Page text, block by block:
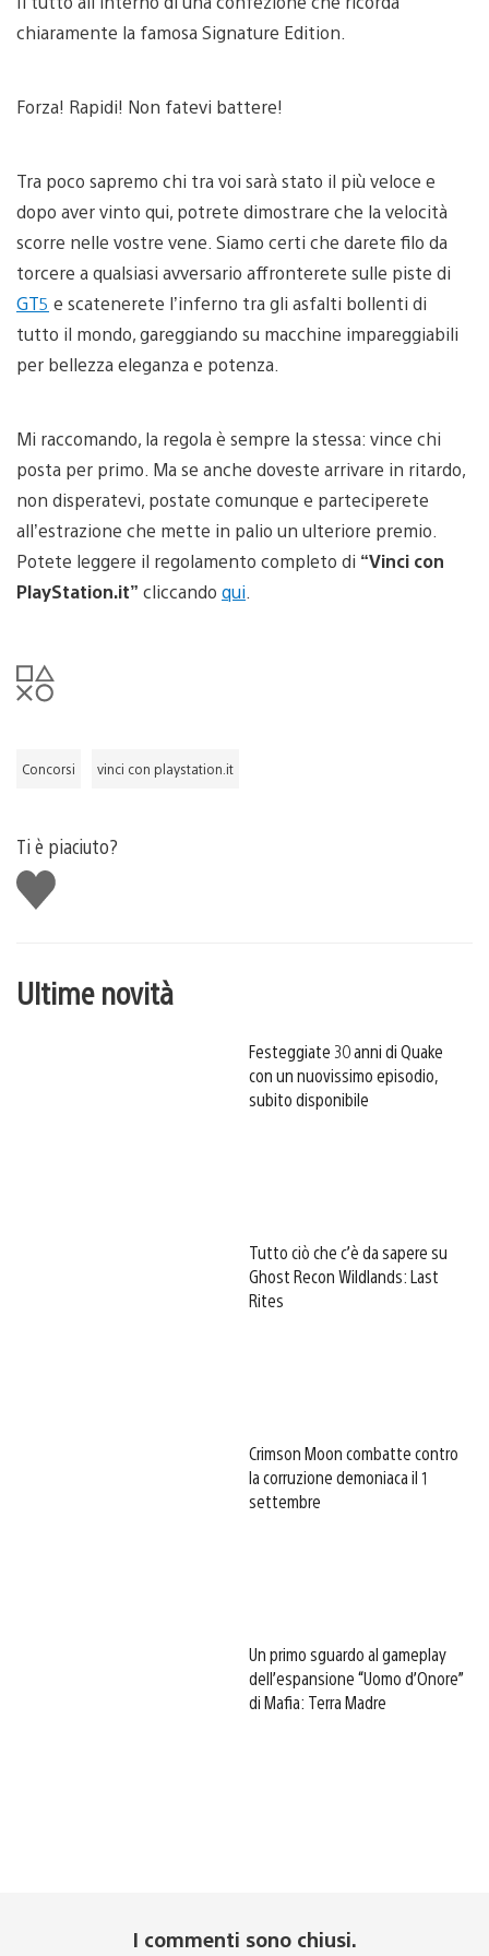
chiaramente la famosa Signature Edition.
Forza! Rapidi! Non fatevi battere!
Tra poco sapremo chi tra voi sarà stato il più veloce e
dopo aver vinto qui, potrete dimostrare che la velocità
scorre nelle vostre vene. Siamo certi che darete filo da
torcere a qualsiasi avversario affronterete sulle piste di
GT5 e scatenerete l’inferno tra gli asfalti bollenti di
tutto il mondo, gareggiando su macchine impareggiabili
per bellezza eleganza e potenza.
Mi raccomando, la regola è sempre la stessa: vince chi
posta per primo. Ma se anche doveste arrivare in ritardo,
non disperatevi, postate comunque e parteciperete
all’estrazione che mette in palio un ulteriore premio.
Potete leggere il regolamento completo di “Vinci con
PlayStation.it” cliccando qui.
Concorsi vinci con playstation.it
Ti è piaciuto?
Mi
piace
Ultime novità
Festeggiate 30 anni di Quake
con un nuovissimo episodio,
subito disponibile
Tutto ciò che c’è da sapere su
Ghost Recon Wildlands: Last
Rites
Crimson Moon combatte contro
la corruzione demoniaca il 1
settembre
Un primo sguardo al gameplay
dell’espansione “Uomo d’Onore”
di Mafia: Terra Madre
I commenti sono chiusi.